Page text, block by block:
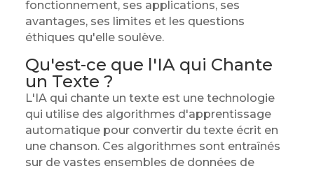
fonctionnement, ses applications, ses
avantages, ses limites et les questions
éthiques qu'elle soulève.
Qu'est-ce que l'IA qui Chante
un Texte ?
L'IA qui chante un texte est une technologie
qui utilise des algorithmes d'apprentissage
automatique pour convertir du texte écrit en
une chanson. Ces algorithmes sont entraînés
sur de vastes ensembles de données de